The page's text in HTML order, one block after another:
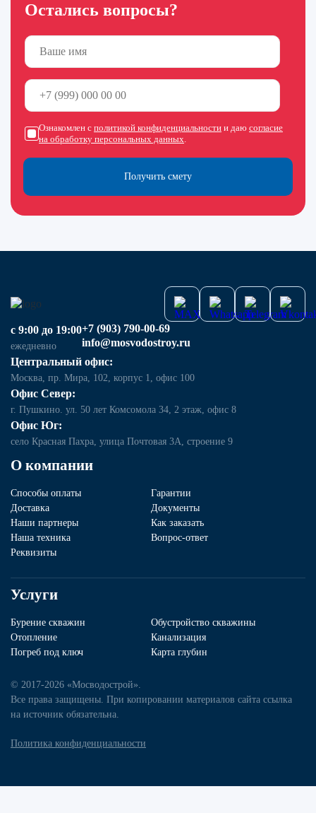
Остались вопросы?
Получить смету
Ознакомлен с политикой конфиденциальности и даю согласие
на обработку персональных данных.
О компании
Способы оплаты
Гарантии
Доставка
Документы
Наши партнеры
Как заказать
Наша техника
Вопрос-ответ
Реквизиты
Услуги
Бурение скважин
Обустройство скважины
Отопление
Канализация
Погреб под ключ
Карта глубин
с 9:00 до 19:00
ежедневно
+7 (903) 790-00-69
info@mosvodostroy.ru
Центральный офис:
Москва, пр. Мира, 102, корпус 1, офис 100
Офис Север:
г. Пушкино. ул. 50 лет Комсомола 34, 2 этаж, офис 8
Офис Юг:
село Красная Пахра, улица Почтовая 3А, строение 9
© 2017-2026 «Мосводострой».
Все права защищены. При копировании материалов сайта ссылка
на источник обязательна.
Политика конфиденциальности